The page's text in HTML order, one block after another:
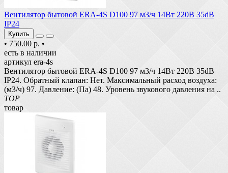
Вентилятор бытовой ERA-4S D100 97 м3/ч 14Вт 220В 35dB
IP24
Купить
• 750.00 р. •
есть в наличии
артикул era-4s
Вентилятор бытовой ERA-4S D100 97 м3/ч 14Вт 220В 35dB
IP24. Обратный клапан: Нет. Максимальный расход воздуха:
(м3/ч) 97. Давление: (Па) 48. Уровень звукового давления на ..
TOP
товар